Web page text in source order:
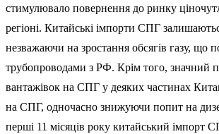
стимулювало повернення до ринку
регіоні. Китайські імпорти СПГ
незважаючи на зростання обсягів газу, що
трубопроводами з РФ. Крім того, значний
вантажівок на СПГ у деяких частинах
на СПГ, одночасно знижуючи попит на
перші 11 місяців року китайський імпорт